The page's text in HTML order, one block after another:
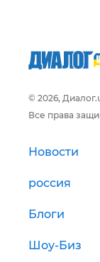
© 2026,
Все права
Новости
россия
Блоги
Шоу-Биз